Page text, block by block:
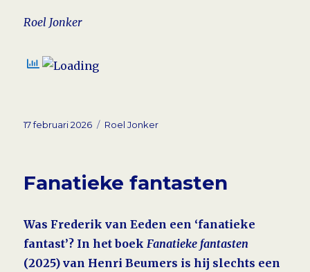
Roel Jonker
Geplaatst
17 februari 2026 Tags
Roel Jonker
Fanatieke fantasten
Was Frederik van Eeden een ‘fanatieke
fantast’? In het boek Fanatieke fantasten
(2025) van Henri Beumers is hij slechts een